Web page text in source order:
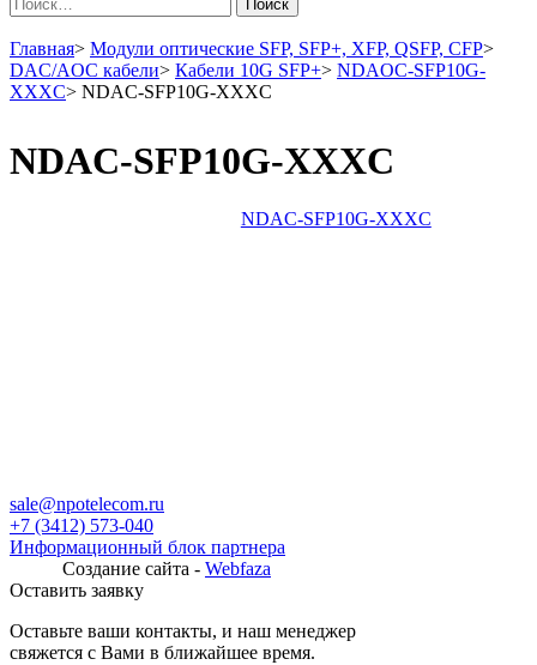
Поиск
Главная> Модули оптические SFP, SFP+, XFP, QSFP, CFP>
DAC/AOC кабели> Кабели 10G SFP+> NDAOC-SFP10G-
XXXC> NDAC-SFP10G-XXXC
NDAC-SFP10G-XXXC
NDAC-SFP10G-XXXC
sale@npotelecom.ru
+7 (3412) 573-040
Информационный блок партнера
Создание сайта - Webfaza
Оставить заявку
Оставьте ваши контакты, и наш менеджер
свяжется с Вами в ближайшее время.